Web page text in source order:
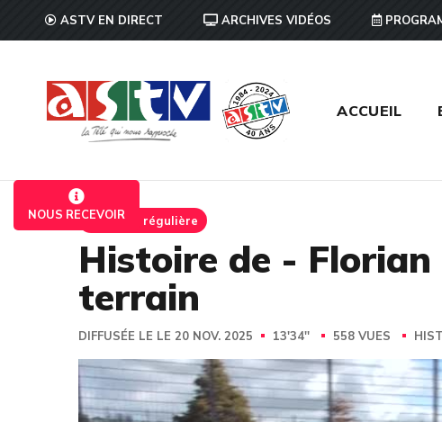
ASTV EN DIRECT ARCHIVES VIDÉOS
ACCUEIL
NOUS RECEVOIREmission régulière
Histoire de -
terrain
DIFFUSÉE LE LE 20 NOV. 2025 13'34'' 558 VUES